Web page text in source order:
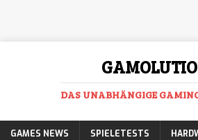
DAS UNABHÄNGIGE
GAMES NEWS SPIELETESTS